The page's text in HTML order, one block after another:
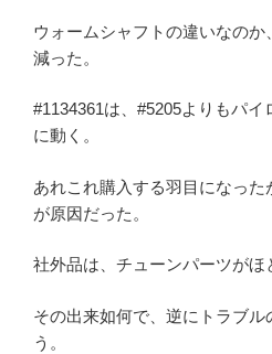
ウォームシャフトの違いなのか
減った。
#1134361は、#5205よりもパ
に動く。
あれこれ購入する羽目になっ
が原因だった。
社外品は、チューンパーツがほ
その出来如何で、逆にトラブル
う。